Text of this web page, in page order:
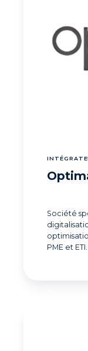
Société
PME et ETI.